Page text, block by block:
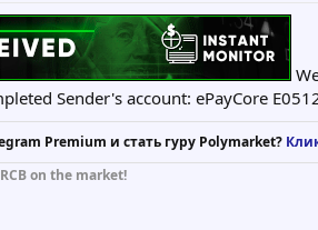
Sender's account: ePayCore
Premium и стать гуру Polymarket?
on the market!